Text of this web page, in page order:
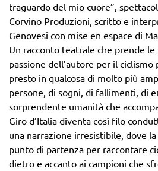
traguardo del mio cuore”,
Corvino Produzioni, scritto e
Genovesi con mise en espace di
Un racconto teatrale che prende le
passione dell’autore per il
presto in qualcosa di molto più
persone, di sogni, di fallimenti, di
sorprendente umanità che
Giro d’Italia diventa così filo
una narrazione irresistibile, dove
punto di partenza per raccontare
dietro e accanto ai campioni che